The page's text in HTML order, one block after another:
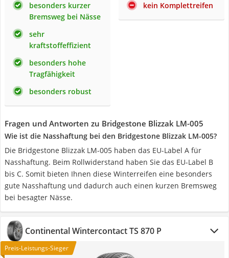
besonders kurzer
Bremsweg bei Nässe
sehr
kraftstoffeffizient
besonders hohe
Tragfähigkeit
besonders robust
kein Komplettreifen
Fragen und Antworten zu Bridgestone Blizzak LM-005
Wie ist die Nasshaftung bei den Bridgestone ‎Blizzak LM-005?
Die Bridgestone ‎Blizzak LM-005 haben das EU-Label A für
Nasshaftung. Beim Rollwiderstand haben Sie das EU-Label B
bis C. Somit bieten Ihnen diese Winterreifen eine besonders
gute Nasshaftung und dadurch auch einen kurzen Bremsweg
bei besagter Nässe.
Continental Wintercontact TS 870 P
Preis-Leistungs-Sieger